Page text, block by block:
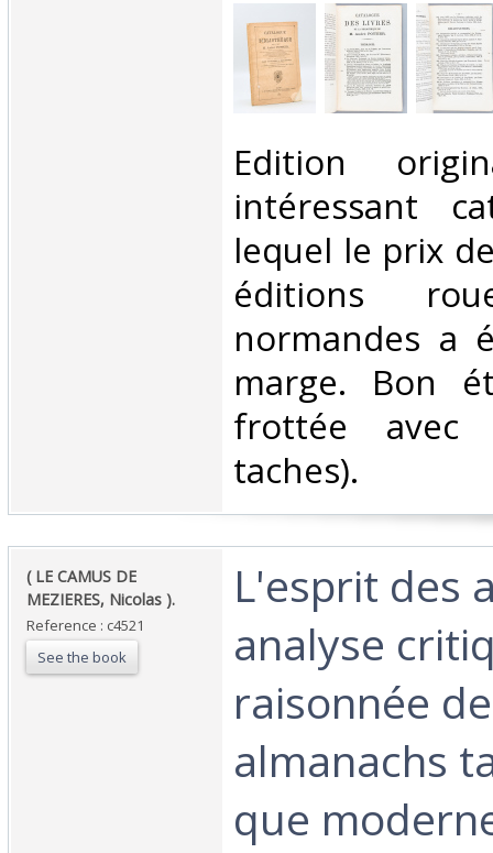
‎Edition
intéressant
lequel le prix
éditions
normandes a
marge. Bon
frottée avec
taches).‎
‎( LE CAMUS DE
MEZIERES, Nicolas ).‎
Reference : c4521
See the book
‎L'esprit des
analyse
raisonnée
almanachs
que